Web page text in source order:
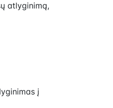
atlyginimą,
į